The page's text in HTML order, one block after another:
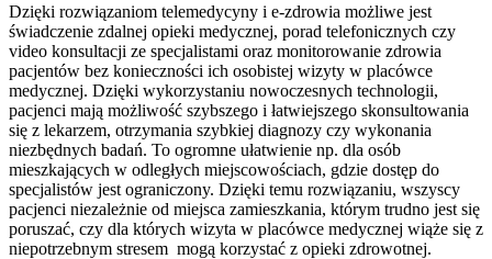
Dzięki rozwiązaniom telemedycyny i e-zdrowia możliwe jest
świadczenie zdalnej opieki medycznej, porad telefonicznych czy
video konsultacji ze specjalistami oraz monitorowanie zdrowia
pacjentów bez konieczności ich osobistej wizyty w placówce
medycznej. Dzięki wykorzystaniu nowoczesnych technologii,
pacjenci mają możliwość szybszego i łatwiejszego skonsultowania
się z lekarzem, otrzymania szybkiej diagnozy czy wykonania
niezbędnych badań. To ogromne ułatwienie np. dla osób
mieszkających w odległych miejscowościach, gdzie dostęp do
specjalistów jest ograniczony. Dzięki temu rozwiązaniu, wszyscy
pacjenci niezależnie od miejsca zamieszkania, którym trudno jest się
poruszać, czy dla których wizyta w placówce medycznej wiąże się z
niepotrzebnym stresem mogą korzystać z opieki zdrowotnej.